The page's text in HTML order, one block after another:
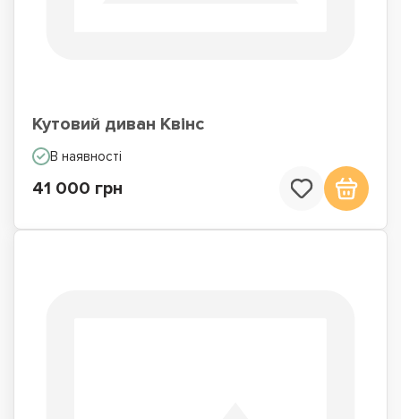
Кутовий диван Квінс
В наявності
41 000 грн